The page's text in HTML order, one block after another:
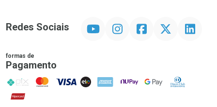
Redes Sociais InstagramFacebookTwitter Linkedin
formas de
Pagamento
PIX MasterCard
VISA ELO AMEX NuPay Google PayDiners Club
Hipercard